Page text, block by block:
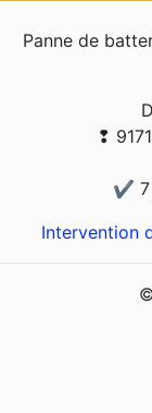
Panne de
❢
✔ 7
Intervention